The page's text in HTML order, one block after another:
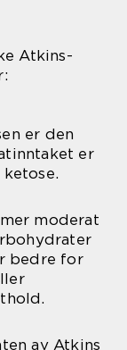
Atkins-
er den
er
moderat
bedre for
av Atkins